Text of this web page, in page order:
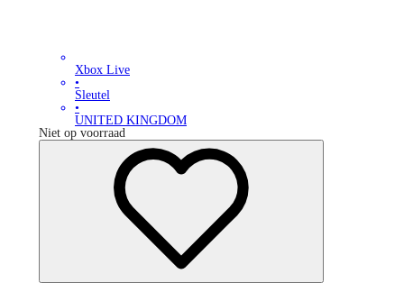
Xbox Live
•
Sleutel
•
UNITED KINGDOM
Niet op voorraad